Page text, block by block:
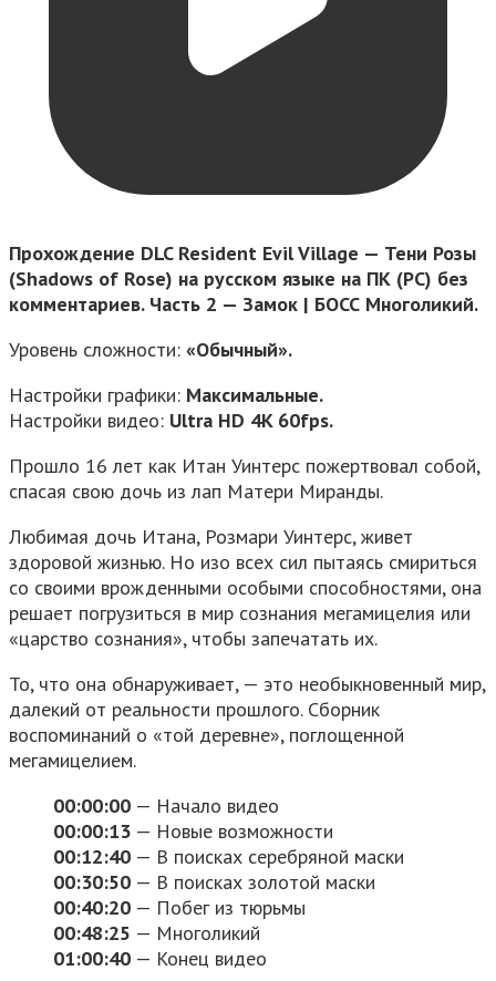
Прохождение DLC Resident Evil Village — Тени Розы
(Shadows of Rose) на русском языке на ПК (PC) без
комментариев. Часть 2 — Замок | БОСС Многоликий.
Уровень сложности: «Обычный».
Настройки графики: Максимальные.
Настройки видео: Ultra HD 4K 60fps.
Прошло 16 лет как Итан Уинтерс пожертвовал собой,
спасая свою дочь из лап Матери Миранды.
Любимая дочь Итана, Розмари Уинтерс, живет
здоровой жизнью. Но изо всех сил пытаясь смириться
со своими врожденными особыми способностями, она
решает погрузиться в мир сознания мегамицелия или
«царство сознания», чтобы запечатать их.
То, что она обнаруживает, — это необыкновенный мир,
далекий от реальности прошлого. Сборник
воспоминаний о «той деревне», поглощенной
мегамицелием.
00:00:00 ​ — Начало видео
00:00:13 — Новые возможности
00:12:40 — В поисках серебряной маски
00:30:50 — В поисках золотой маски
00:40:20 — Побег из тюрьмы
00:48:25 — Многоликий
01:00:40 — Конец видео